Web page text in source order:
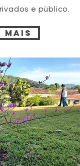
e público.
mais